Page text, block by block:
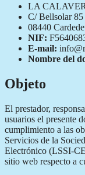
LA
C/ Bellsolar 85
08440
NIF:
E-mail:
Nombre del
Objeto
El prestador,
usuarios el presente
cumplimiento a las
Servicios de la
Electrónico (LSSI-
sitio web respecto a